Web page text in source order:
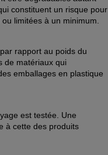
constituent un risque pour
limitées à un minimum.
rapport au poids du
de matériaux qui
emballages en plastique
est testée. Une
à cette des produits